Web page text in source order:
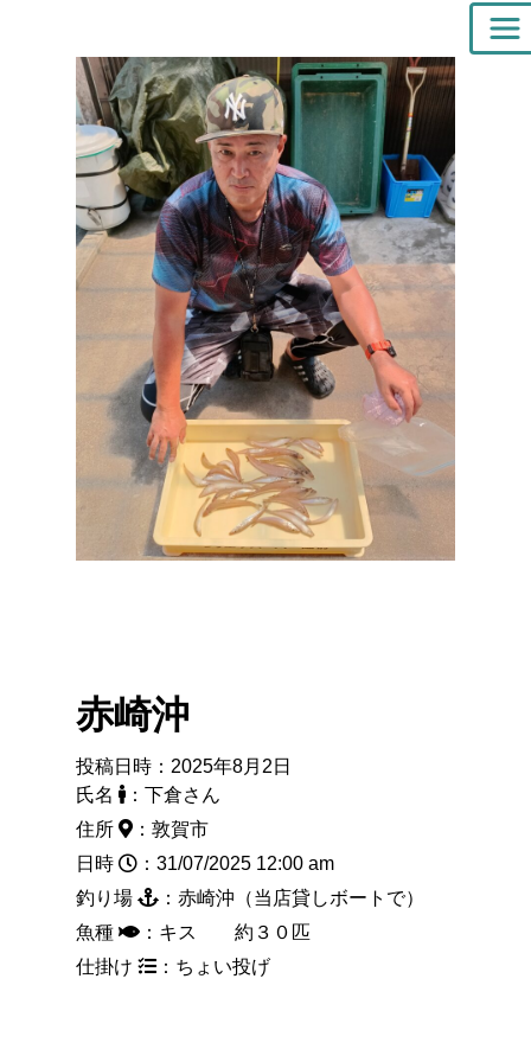
赤崎沖
投稿日時：2025年8月2日
氏名
：下倉さん
住所
：敦賀市
日時
：31/07/2025 12:00 am
釣り場
：赤崎沖（当店貸しボートで）
魚種
：キス 約３０匹
仕掛け
：ちょい投げ